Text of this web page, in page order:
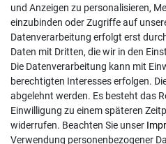
und Anzeigen zu personalisieren,
einzubinden oder Zugriffe auf
Datenverarbeitung erfolgt erst
Daten mit Dritten, die wir in den
Die Datenverarbeitung kann mit
berechtigten Interesses erfolgen.
abgelehnt werden. Es besteht das
Einwilligung zu einem späteren
widerrufen. Beachten Sie unser
Verwendung personenbezogener